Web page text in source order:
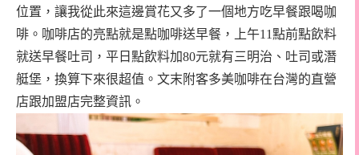
位置，讓我從此來這邊賞花又多了一個地方吃早餐跟喝咖
啡。咖啡店的亮點就是點咖啡送早餐，上午11點前點飲料
就送早餐吐司，平日點飲料加80元就有三明治、吐司或潛
艇堡，換算下來很超值。文末附客多美咖啡在台灣的直營
店跟加盟店完整資訊。